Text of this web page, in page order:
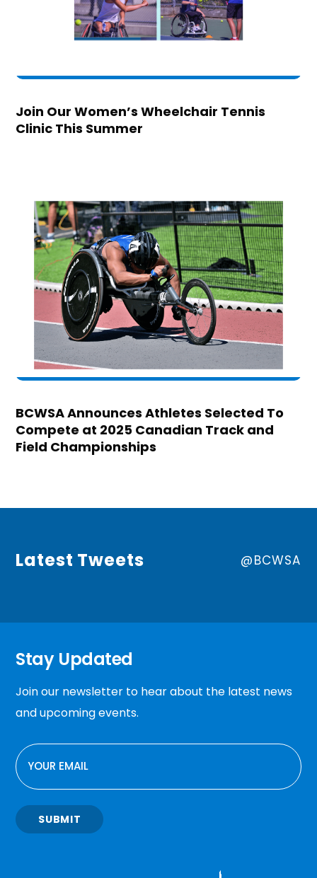
Join Our Women’s Wheelchair Tennis
Clinic This Summer
BCWSA Announces Athletes Selected To
Compete at 2025 Canadian Track and
Field Championships
Latest Tweets @BCWSA
Stay Updated
Join our newsletter to hear about the latest news
and upcoming events.
EMAIL
SUBMIT